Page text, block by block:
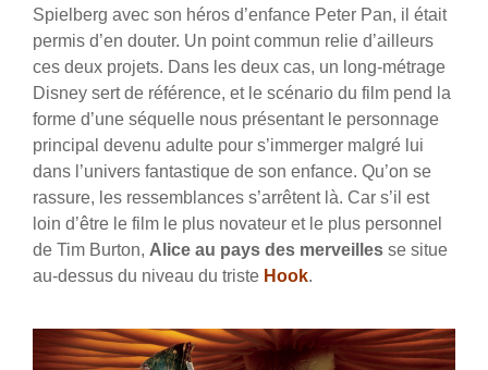
Spielberg avec son héros d’enfance Peter Pan, il était
permis d’en douter. Un point commun relie d’ailleurs
ces deux projets. Dans les deux cas, un long-métrage
Disney sert de référence, et le scénario du film pend la
forme d’une séquelle nous présentant le personnage
principal devenu adulte pour s’immerger malgré lui
dans l’univers fantastique de son enfance. Qu’on se
rassure, les ressemblances s’arrêtent là. Car s’il est
loin d’être le film le plus novateur et le plus personnel
de Tim Burton, Alice au pays des merveilles se situe
au-dessus du niveau du triste Hook.